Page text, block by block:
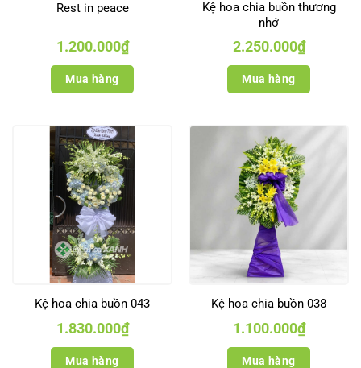
Rest in peace
1.200.000₫
Mua hàng
Kệ hoa chia buồn thương
nhớ
2.250.000₫
Mua hàng
Kệ hoa chia buồn 043
1.830.000₫
Mua hàng
Kệ hoa chia buồn 038
1.100.000₫
Mua hàng